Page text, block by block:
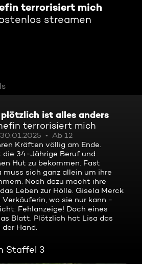
terrorisiert mich
streamen
ist alles anders
terrorisiert mich
Ab 12
Kräften völlig am Ende.
34-Jährige Beruf und
Hut zu bekommen. Fast
muss sich ganz allein um ihre
Noch dazu macht ihre
Leben zur Hölle. Gisela Merck
wo sie nur kann -
Fehlanzeige! Doch eines
Blatt. Plötzlich hat Lisa das
Hand.
Staffel 3